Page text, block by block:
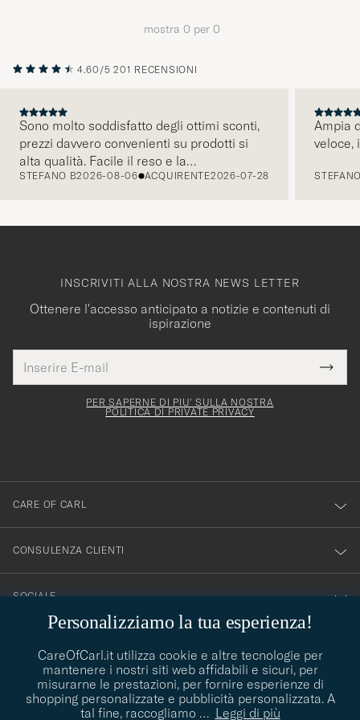
mio
stile
curata
mostra 0 per 0
4.60/5 201 RECENSIONI
Sono molto soddisfatto degli ottimi sconti,
prezzi davvero convenienti su prodotti si
alta qualità. Facile il reso e la
comunicazione tramite mail é pratica e
STEFANO B2026-08-06 ACQUIRENTE2026-07-28
Ampia
veloce,
Personalizziamo la tua esperienza!
CareOfCarl.it utilizza cookie e altre tecnologie per
mantenere i nostri siti web affidabili e sicuri, per
misurarne le prestazioni, per fornire esperienze di
shopping personalizzate e pubblicità personalizzata. A
tal fine, raccogliamo … Leggi di più
INSCRIVITI ALLA NOSTRA NEWS LETTER
Ottenere l'accesso anticipato a notizie e contenuti di
ispirazione
E-
mail
Grazie
per
PER SAPERNE DI PIU' SULLA NOSTRA
POLITICA DI PRIVATE PRIVACY
CARE OF CARL
CONSULENZA CLIENTI
SOCIALE
CONSIGLI DI STILE